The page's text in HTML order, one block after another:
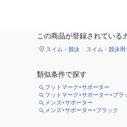
この商品が登録されている
スイム・競泳 スイム・競泳用
類似条件で探す
フットマーク×サポーター
フットマーク×サポーター×ブラ
メンズ×サポーター
メンズ×サポーター×ブラック